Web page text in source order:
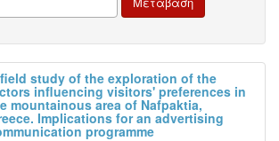
study of the exploration of the
influencing visitors' preferences in
mountainous area of Nafpaktia,
Implications for an advertising
programme